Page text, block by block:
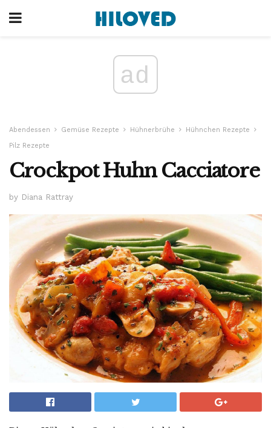
ad
Abendessen Gemüse Rezepte Hühnerbrühe
Hühnchen Rezepte
Pilz Rezepte
Crockpot Huhn Cacciatore
by Diana Rattray